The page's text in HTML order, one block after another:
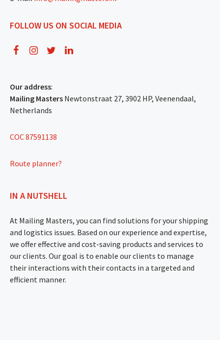
FOLLOW US ON SOCIAL MEDIA
Our address:
Mailing Masters Newtonstraat 27, 3902 HP, Veenendaal,
Netherlands
COC 87591138
Route planner?
IN A NUTSHELL
At Mailing Masters, you can find solutions for your shipping
and logistics issues. Based on our experience and expertise,
we offer effective and cost-saving products and services to
our clients. Our goal is to enable our clients to manage
their interactions with their contacts in a targeted and
efficient manner.